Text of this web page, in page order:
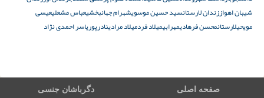
شیبان اهواززندان لارستانسید حسین موسویشهرام جهانبخشیعباس مشعلیعیسی
مویحیلارستانمحسن فرهادیمهرابیمیلاد فردمیلاد مرادینادرپوریاسر احمدی نژاد
صفحه اصلی دگرباشان جنسی